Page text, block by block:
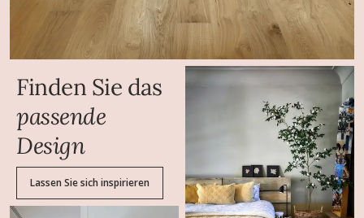
Finden Sie das
passende
Design
Lassen Sie sich inspirieren